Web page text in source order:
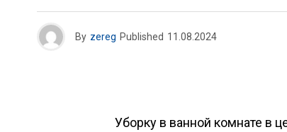
By zereg Published 11.08.2024
Уборку в ванной комнате в